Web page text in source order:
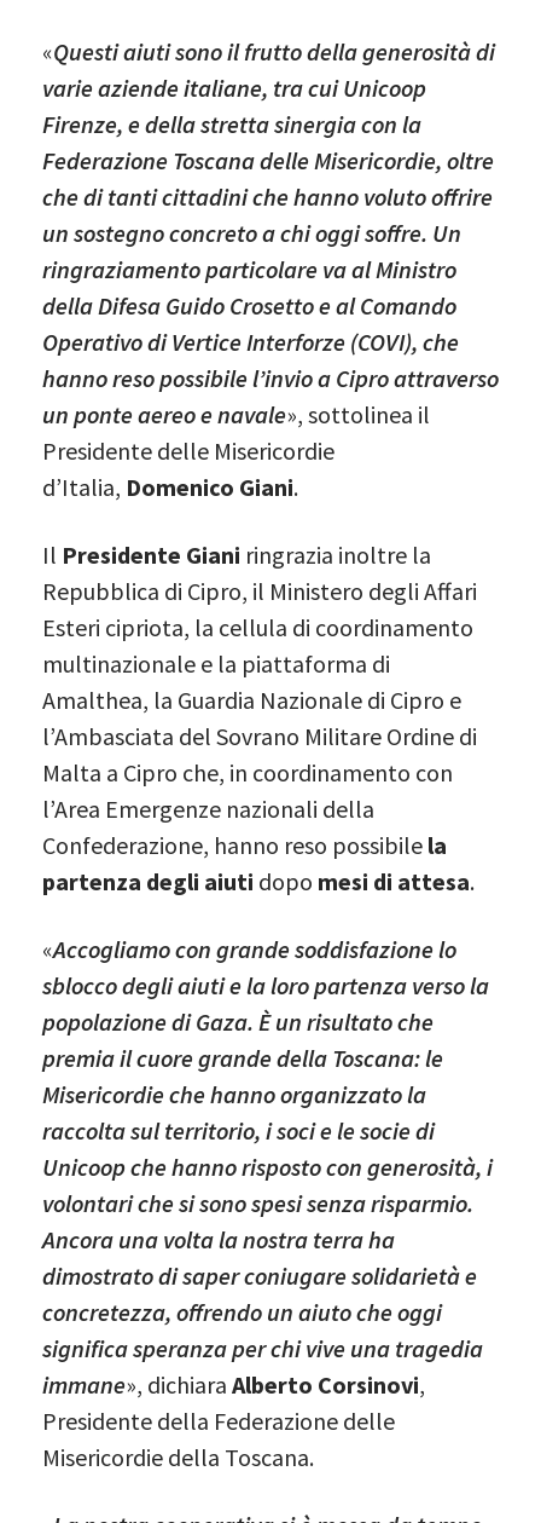
«Questi aiuti sono il frutto della generosità di
varie aziende italiane, tra cui Unicoop
Firenze, e della stretta sinergia con la
Federazione Toscana delle Misericordie, oltre
che di tanti cittadini che hanno voluto offrire
un sostegno concreto a chi oggi soffre. Un
ringraziamento particolare va al Ministro
della Difesa Guido Crosetto e al Comando
Operativo di Vertice Interforze (COVI), che
hanno reso possibile l’invio a Cipro attraverso
un ponte aereo e navale», sottolinea il
Presidente delle Misericordie
d’Italia, Domenico Giani.
Il Presidente Giani ringrazia inoltre la
Repubblica di Cipro, il Ministero degli Affari
Esteri cipriota, la cellula di coordinamento
multinazionale e la piattaforma di
Amalthea, la Guardia Nazionale di Cipro e
l’Ambasciata del Sovrano Militare Ordine di
Malta a Cipro che, in coordinamento con
l’Area Emergenze nazionali della
Confederazione, hanno reso possibile la
partenza degli aiuti dopo mesi di attesa.
«Accogliamo con grande soddisfazione lo
sblocco degli aiuti e la loro partenza verso la
popolazione di Gaza. È un risultato che
premia il cuore grande della Toscana: le
Misericordie che hanno organizzato la
raccolta sul territorio, i soci e le socie di
Unicoop che hanno risposto con generosità, i
volontari che si sono spesi senza risparmio.
Ancora una volta la nostra terra ha
dimostrato di saper coniugare solidarietà e
concretezza, offrendo un aiuto che oggi
significa speranza per chi vive una tragedia
immane», dichiara Alberto Corsinovi,
Presidente della Federazione delle
Misericordie della Toscana.